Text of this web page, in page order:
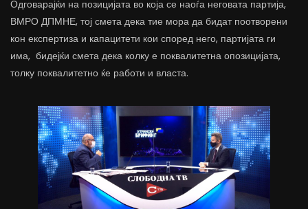
Одговарајќи на позицијата во која се наоѓа неговата партија,
ВМРО ДПМНЕ, тој смета дека тие мора да бидат поотворени
кон експертиза и капацитети кои според него, партијата ги
има, бидејќи смета дека колку е поквалитетна опозицијата,
толку поквалитетно ќе работи и власта.